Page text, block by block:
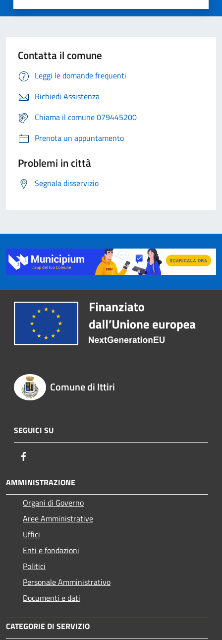
Contatta il comune
Leggi le domande frequenti
Richiedi Assistenza
Chiama il comune 079445200
Prenota un appuntamento
Problemi in città
Segnala disservizio
Comune di Ittiri
SEGUICI SU
AMMINISTRAZIONE
Organi di Governo
Aree Amministrative
Uffici
Enti e fondazioni
Politici
Personale Amministrativo
Documenti e dati
CATEGORIE DI SERVIZIO